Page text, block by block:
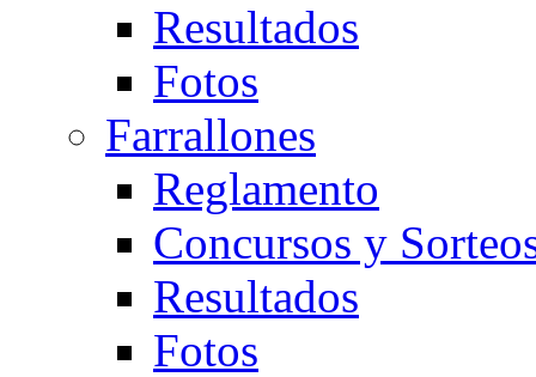
Resultados
Fotos
Farrallones
Reglamento
Concursos y
Resultados
Fotos